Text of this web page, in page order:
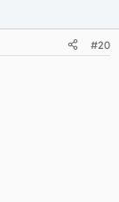
#20